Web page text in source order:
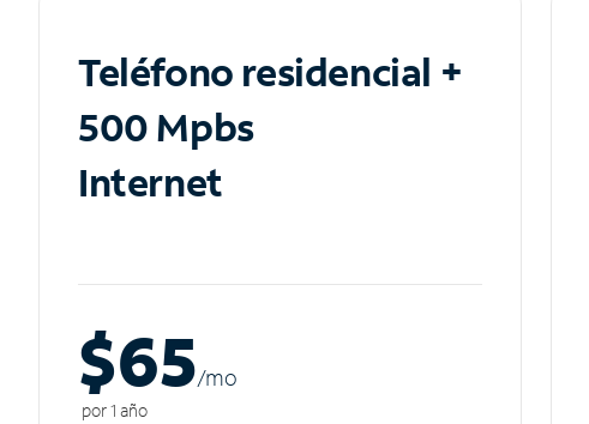
Teléfono residencial +
500 Mpbs
Internet
$65/mo
por 1 año